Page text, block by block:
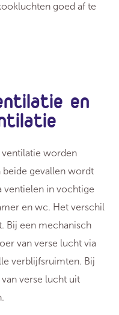
goed af te
en
worden
beide gevallen wordt
ventielen in vochtige
en wc. Het verschil
Bij een mechanisch
van verse lucht via
verblijfsruimten. Bij
verse lucht uit